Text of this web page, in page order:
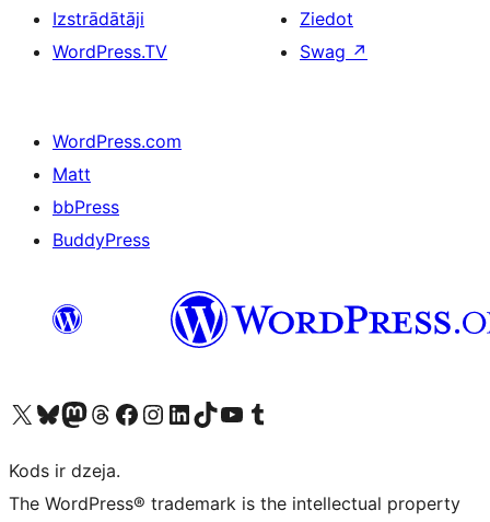
Izstrādātāji
WordPress.TV
Ziedot
Swag ↗
WordPress.com
Matt
bbPress
BuddyPress
Apmeklējiet mūsu X (agrāk Twitter) kontu
Apmeklējiet mūsu Bluesky kontu
Apmeklējiet mūsu Mastodon kontu
Apmeklējiet mūsu Threads kontu
Apmeklējiet mūsu Facebook lapuApmeklējiet mūsu Instagram kontu
Apmeklējiet mūsu LinkedIn kontu
Apmeklējiet mūsu TikTok kontu
Apmeklējiet mūsu YouTube kanālu
Apmeklējiet mūsu Tumblr kontu
Kods ir dzeja.
The WordPress® trademark is the intellectual property